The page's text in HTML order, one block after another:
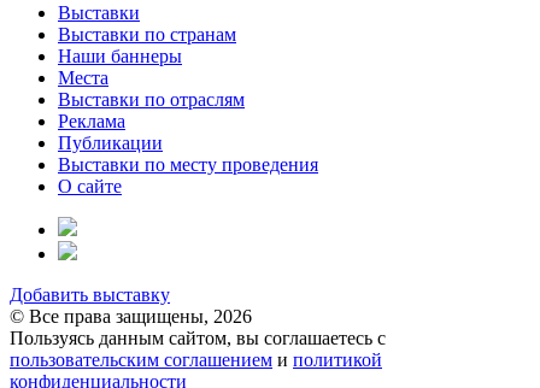
Выставки
Выставки по странам
Наши баннеры
Места
Выставки по отраслям
Реклама
Публикации
Выставки по месту проведения
О сайте
Добавить выставку
© Все права защищены, 2026
Пользуясь данным сайтом, вы соглашаетесь с
пользовательским соглашением и политикой
конфиденциальности